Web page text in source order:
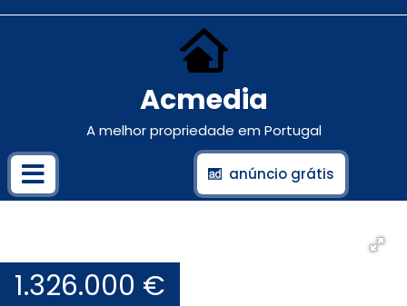
Acmedia
A melhor propriedade em Portugal
anúncio grátis
1.326.000 €